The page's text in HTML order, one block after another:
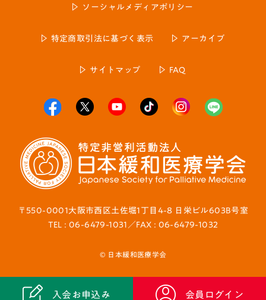
入会お申込み 会員ログイン
〒550-0001大阪市西区土佐堀1丁目4-8 日栄ビル603B号室
TEL : 06-6479-1031／FAX : 06-6479-1032
ソーシャルメディアポリシー
特定商取引法に基づく表示 アーカイブ
サイトマップ FAQ
© 日本緩和医療学会